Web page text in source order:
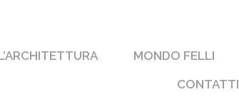
MONDO FELLI
CONTATTI